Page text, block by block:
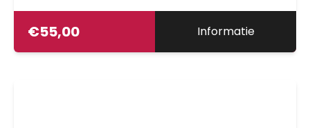
€55,00 Informatie